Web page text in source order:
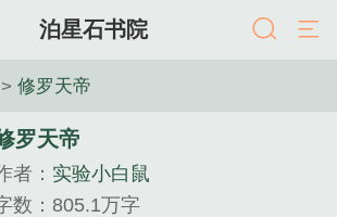
泊星石书院
修罗天帝
罗天帝
者： 实验小白鼠
数：805.1万字